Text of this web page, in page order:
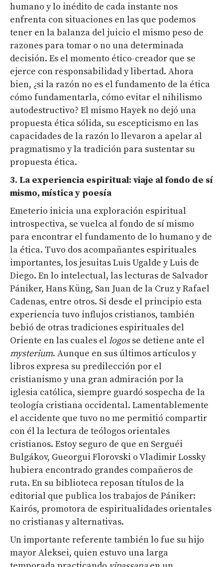
humano y lo inédito de cada instante nos
enfrenta con situaciones en las que podemos
tener en la balanza del juicio el mismo peso de
razones para tomar o no una determinada
decisión. Es el momento ético-creador que se
ejerce con responsabilidad y libertad. Ahora
bien, ¿si la razón no es el fundamento de la ética
cómo fundamentarla, cómo evitar el nihilismo
autodestructivo? El mismo Hayek no dejó una
propuesta ética sólida, su escepticismo en las
capacidades de la razón lo llevaron a apelar al
pragmatismo y la tradición para sustentar su
propuesta ética.
3. La experiencia espiritual: viaje al fondo de sí
mismo, mística y poesía
Emeterio inicia una exploración espiritual
introspectiva, se vuelca al fondo de sí mismo
para encontrar el fundamento de lo humano y de
la ética. Tuvo dos acompañantes espirituales
importantes, los jesuitas Luis Ugalde y Luis de
Diego. En lo intelectual, las lecturas de Salvador
Pániker, Hans Küng, San Juan de la Cruz y Rafael
Cadenas, entre otros. Si desde el principio esta
experiencia tuvo influjos cristianos, también
bebió de otras tradiciones espirituales del
Oriente en las cuales el logosse detiene ante el
mysterium. Aunque en sus últimos artículos y
libros expresa su predilección por el
cristianismo y una gran admiración por la
iglesia católica, siempre guardó sospecha de la
teología cristiana occidental. Lamentablemente
el accidente que tuvo no me permitió compartir
con él la lectura de teólogos orientales
cristianos. Estoy seguro de que en Serguéi
Bulgákov, Gueorgui Florovski o Vladimir Lossky
hubiera encontrado grandes compañeros de
ruta. En su biblioteca reposan títulos de la
editorial que publica los trabajos de Pániker:
Kairós, promotora de espiritualidades orientales
no cristianas y alternativas.
Un importante referente también lo fue su hijo
mayor Aleksei, quien estuvo una larga